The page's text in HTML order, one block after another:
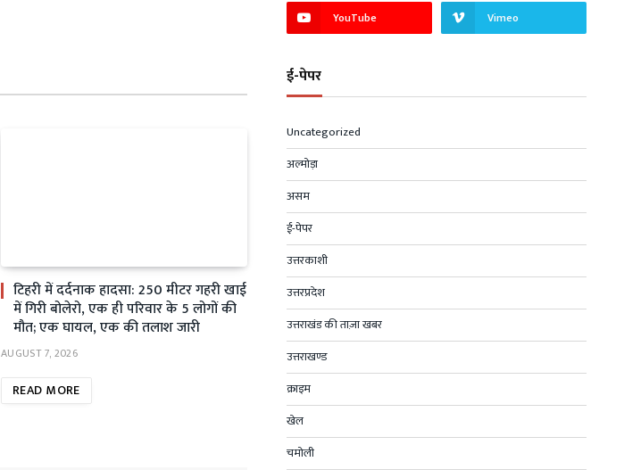
टिहरी में दर्दनाक हादसा: 250 मीटर गहरी खाई
में गिरी बोलेरो, एक ही परिवार के 5 लोगों की
मौत; एक घायल, एक की तलाश जारी
AUGUST 7, 2026
READ MORE
YouTube Vimeo
ई-पेपर
Uncategorized
अल्मोड़ा
असम
ई-पेपर
उत्तरकाशी
उत्तरप्रदेश
उत्तराखंड की ताज़ा खबर
उत्तराखण्ड
क्राइम
खेल
चमोली